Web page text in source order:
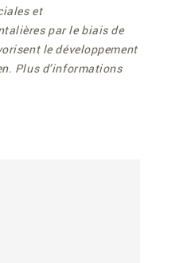
et
par le biais de
le développement
Plus d’informations